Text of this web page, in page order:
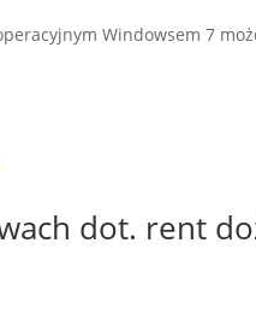
Windowsem 7
dot. rent